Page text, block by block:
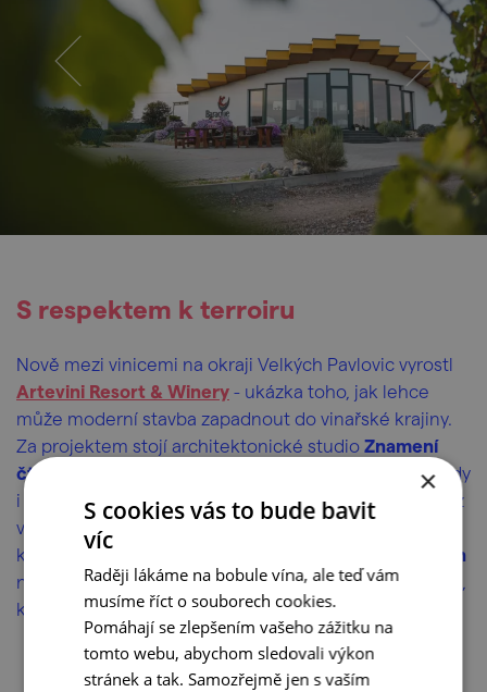
S respektem k terroiru
Nově mezi vinicemi na okraji Velkých Pavlovic vyrostl
Artevini Resort & Winery - ukázka toho, jak lehce
může moderní stavba zapadnout do vinařské krajiny.
Za projektem stojí architektonické studio Znamení
čtyř
, které při plánování respektovalo okolní vinohrady
i charakter regionu. V Artevini můžete ochutnat vína z
vlastních vinic, posedět na terase s výhledem do
krajiny, dopřát si
degustační menu z lokálních surovin
nebo si zaplavat v ikonickém střešním infinity bazénu
který patří k poznávacím znamením celého resortu.
×
S cookies vás to bude bavit
víc
Raději lákáme na bobule vína, ale teď vám
musíme říct o souborech cookies.
Pomáhají se zlepšením vašeho zážitku na
tomto webu, abychom sledovali výkon
stránek a tak. Samozřejmě jen s vaším